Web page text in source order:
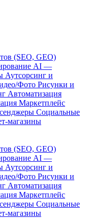
(SEO, GEO)
AI —
Аутсорсинг и
Фото Рисунки и
Автоматизация
Маркетплейс
Социальные
магазины
(SEO, GEO)
AI —
Аутсорсинг и
Фото Рисунки и
Автоматизация
Маркетплейс
Социальные
магазины